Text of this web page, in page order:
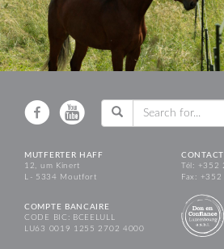
MUTFERTER HAFF
12, um Kinert
L - 5334 Moutfort
CONTACT
Tél: +352
Fax:
COMPTE BANCAIRE
CODE BIC: BCEELULL
LU63 0019 1255 2702 4000